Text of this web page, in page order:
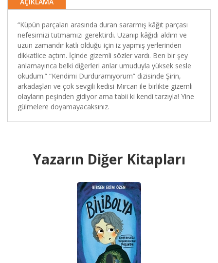
“Küpün parçaları arasında duran sararmış kâğıt parçası
nefesimizi tutmamızı gerektirdi. Uzanıp kâğıdı aldım ve
uzun zamandır katlı olduğu için iz yapmış yerlerinden
dikkatlice açtım. İçinde gizemli sözler vardı. Ben bir şey
anlamayınca belki diğerleri anlar umuduyla yüksek sesle
okudum.” “Kendimi Durduramıyorum” dizisinde Şirin,
arkadaşları ve çok sevgili kedisi Mırcan ile birlikte gizemli
olayların peşinden gidiyor ama tabii ki kendi tarzıyla! Yine
gülmelere doyamayacaksınız.
Yazarın Diğer Kitapları